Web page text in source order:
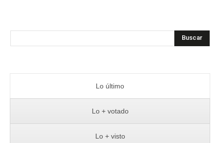
Buscar
Lo último
Lo + votado
Lo + visto